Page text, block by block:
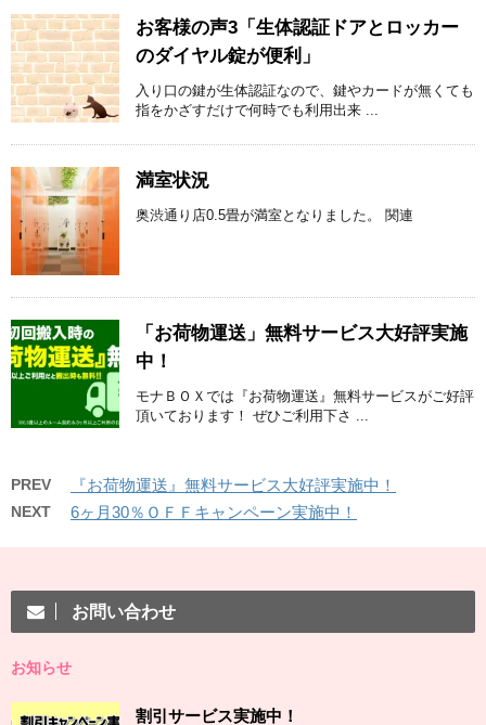
お客様の声3「生体認証ドアとロッカー
のダイヤル錠が便利」
入り口の鍵が生体認証なので、鍵やカードが無くても
指をかざすだけで何時でも利用出来 ...
満室状況
奥渋通り店0.5畳が満室となりました。 関連
「お荷物運送」無料サービス大好評実施
中！
モナＢＯＸでは『お荷物運送』無料サービスがご好評
頂いております！ ぜひご利用下さ ...
PREV 『お荷物運送』無料サービス大好評実施中！
NEXT 6ヶ月30％ＯＦＦキャンペーン実施中！
お問い合わせ
お知らせ
割引サービス実施中！